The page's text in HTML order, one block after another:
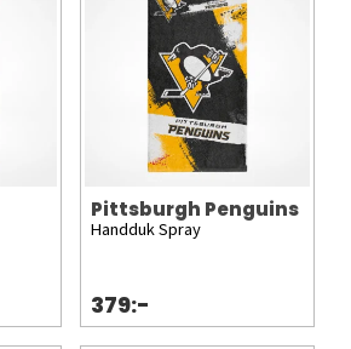
Pittsburgh Penguins
Handduk Spray
379:-